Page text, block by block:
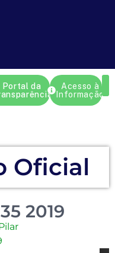
Portal da
Acesso à
Informação
Oficial
2019